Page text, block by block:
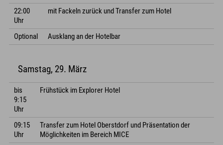
22:00
Uhr
mit Fackeln zurück und Transfer zum Hotel
Optional Ausklang an der Hotelbar
Samstag, 29. März
bis
9:15
Uhr
Frühstück im Explorer Hotel
09:15
Uhr
Transfer zum Hotel Oberstdorf und Präsentation der
Möglichkeiten im Bereich MICE